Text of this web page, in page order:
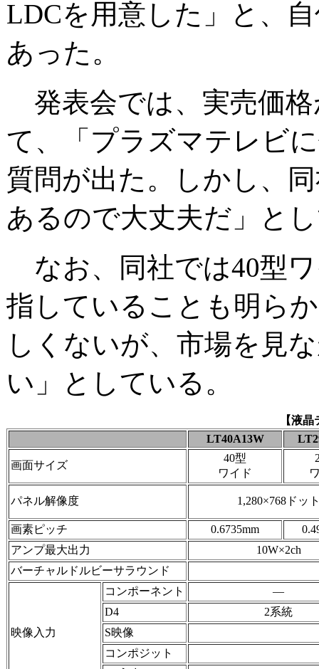
LDCを用意した」と、
あった。
発表会では、実売価
て、「プラズマテレビ
質問が出た。しかし、
あるので大丈夫だ」と
なお、同社では40型
指していることも明ら
しくないが、市場を見
い」としている。
【液
LT40A13W
画面サイズ
40型
ワイド
パネル解像度 1,280×768ドッ
画素ピッチ 0.6735mm
アンプ最大出力
10W×2ch
バーチャルドルビーサラウンド
映像入力
コンポーネント
―
D4
2系統
S映像
コンポジット